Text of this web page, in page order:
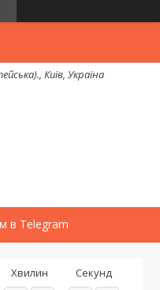
Київ, Україна
в Telegram
Хвилин Секунд